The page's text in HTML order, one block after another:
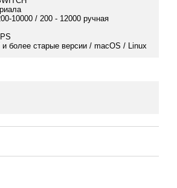
10000 / 200 - 12000 ручная
более старые версии / macOS / Linux